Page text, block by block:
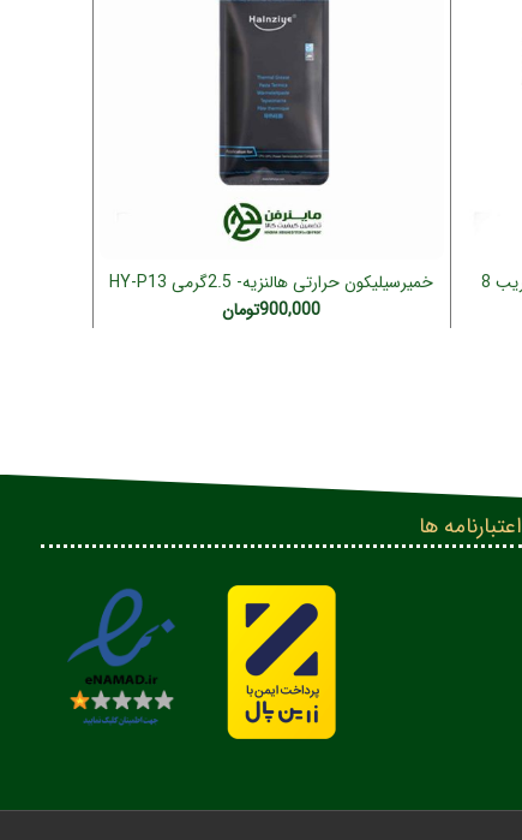
خمیر سیلیکون اولتراکول مدل P4 – ضریب 8
اطلاعات بیشتر
خمیرسیلیکون حرارتی هالنزیه- 2.5گرمی HY-P13
900,000تومان
اعتبارنامه ها